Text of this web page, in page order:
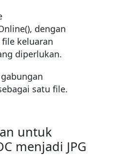
dengan
keluaran
diperlukan.
satu file.
untuk
menjadi JPG